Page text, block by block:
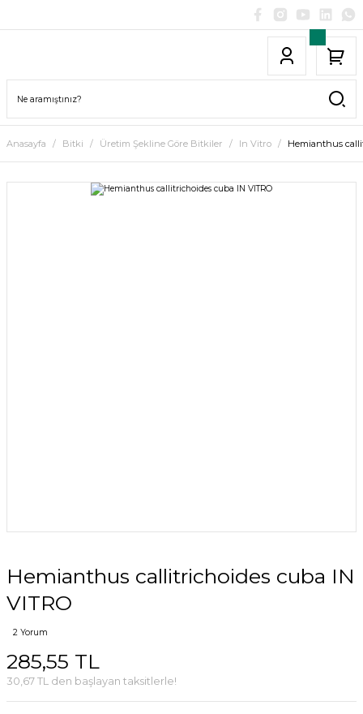
Anasayfa Bitki Üretim Şekline Göre Bitkiler In Vitro Hemianthus
Hemianthus callitrichoides cuba IN
VITRO
2 Yorum
285,55 TL
30,67 TL den başlayan taksitlerle!